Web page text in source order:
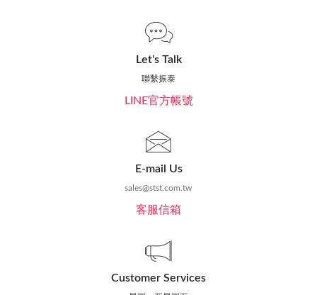
Let's Talk
聯繫振泰
LINE官方帳號
E-mail Us
sales@stst.com.tw
客服信箱
Customer Services